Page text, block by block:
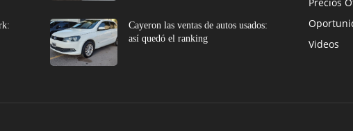
Cayeron las ventas de autos usados:
así quedó el ranking
Precios
Videos